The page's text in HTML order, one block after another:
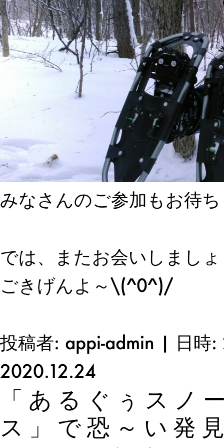
みなさんのご参加もお待
では、またお会いしまし
ごきげんよ～\(^0^)/
投稿者: appi-admin | 日時
2020.12.24
「あるぐぅスノ
ス」で恐～い発